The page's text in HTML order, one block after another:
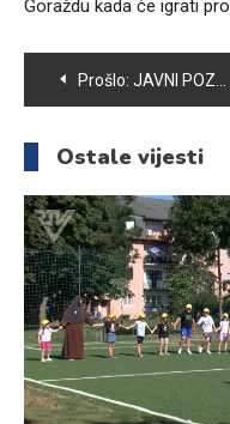
Goraždu kada će igrati
Navigacija
članaka
Prošlo: JAVNI POZIV ZA POTICAJ POLJOPRIVREDNOJ PROIZVODNJI U 2023. GODINI ZA SUFINANSIRANJE NABAVKE NOVE POLJOPRIVREDNE MEHANIZACIJE
Ostale vijesti